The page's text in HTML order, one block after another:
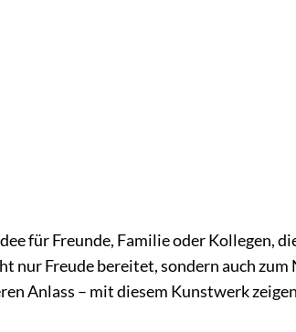
für Freunde, Familie oder Kollegen,
nur Freude bereitet, sondern auch zum
Anlass – mit diesem Kunstwerk